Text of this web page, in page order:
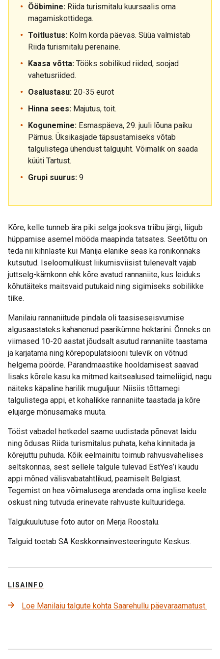
Ööbimine: Riida turismitalu kuursaalis oma
magamiskottidega.
Toitlustus: Kolm korda päevas. Süüa valmistab
Riida turismitalu perenaine.
Kaasa võtta: Tööks sobilikud riided, soojad
vahetusriided.
Osalustasu: 20-35 eurot
Hinna sees: Majutus, toit.
Kogunemine: Esmaspäeva, 29. juuli lõuna paiku
Pärnus. Üksikasjade täpsustamiseks võtab
talgulistega ühendust talgujuht. Võimalik on saada
küüti Tartust.
Grupi suurus: 9
Kõre, kelle tunneb ära piki selga jooksva triibu järgi, liigub
hüppamise asemel mööda maapinda tatsates. Seetõttu on
teda nii kihnlaste kui Manija elanike seas ka ronikonnaks
kutsutud. Iseloomulikust liikumisviisist tulenevalt vajab
juttselg-kärnkonn ehk kõre avatud rannaniite, kus leiduks
kõhutäiteks maitsvaid putukaid ning sigimiseks sobilikke
tiike.
Manilaiu rannaniitude pindala oli taasiseseisvumise
algusaastateks kahanenud paarikümne hektarini. Õnneks on
viimased 10-20 aastat jõudsalt asutud rannaniite taastama
ja karjatama ning kõrepopulatsiooni tulevik on võtnud
helgema pöörde. Pärandmaastike hooldamisest saavad
lisaks kõrele kasu ka mitmed kaitsealused taimeliigid, nagu
näiteks käpaline harilik muguljuur. Niisiis tõttamegi
talgulistega appi, et kohalikke rannaniite taastada ja kõre
elujärge mõnusamaks muuta.
Tööst vabadel hetkedel saame uudistada põnevat laidu
ning õdusas Riida turismitalus puhata, keha kinnitada ja
kõrejuttu puhuda. Kõik eelmainitu toimub rahvusvahelises
seltskonnas, sest sellele talgule tulevad EstYes’i kaudu
appi mõned välisvabatahtlikud, peamiselt Belgiast.
Tegemist on hea võimalusega arendada oma inglise keele
oskust ning tutvuda erinevate rahvuste kultuuridega.
Talgukuulutuse foto autor on Merja Roostalu.
Talguid toetab SA Keskkonnainvesteeringute Keskus.
LISAINFO
Loe Manilaiu talgute kohta Saarehullu päevaraamatust.